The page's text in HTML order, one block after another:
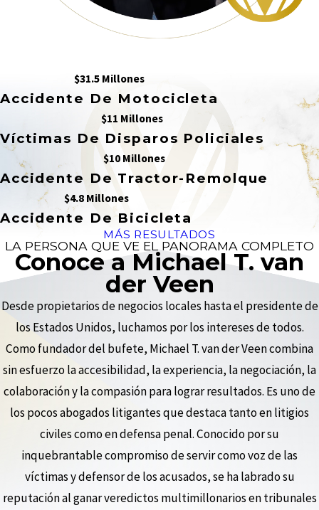
$31.5 Millones
Accidente De Motocicleta
$11 Millones
Víctimas De Disparos Policiales
$10 Millones
Accidente De Tractor-Remolque
$4.8 Millones
Accidente De Bicicleta
MÁS RESULTADOS
LA PERSONA QUE VE EL PANORAMA COMPLETO
Conoce a Michael T. van
der Veen
Desde propietarios de negocios locales hasta el presidente de
los Estados Unidos, luchamos por los intereses de todos.
Como fundador del bufete, Michael T. van der Veen combina
sin esfuerzo la accesibilidad, la experiencia, la negociación, la
colaboración y la compasión para lograr resultados. Es uno de
los pocos abogados litigantes que destaca tanto en litigios
civiles como en defensa penal. Conocido por su
inquebrantable compromiso de servir como voz de las
víctimas y defensor de los acusados, se ha labrado su
reputación al ganar veredictos multimillonarios en tribunales